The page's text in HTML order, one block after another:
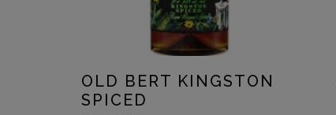
OLD BERT KINGSTON
SPICED